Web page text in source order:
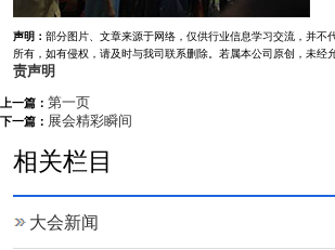
声明： 部分图片、文章来源于网络，仅供行业信息学习交流，并不
所有，如有侵权，请及时与我司联系删除。若属本公司原创，未经
责声明
上一篇： 第一页
下一篇： 展会精彩瞬间
相关栏目
大会新闻